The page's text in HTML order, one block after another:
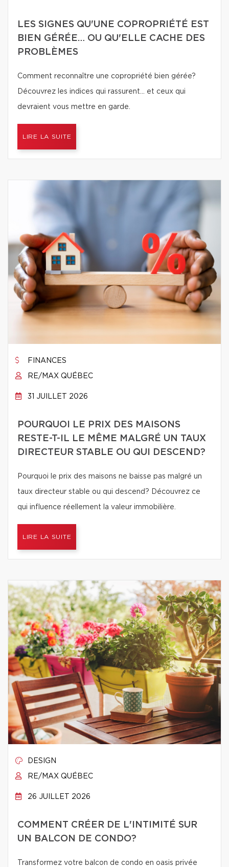
LES SIGNES QU'UNE COPROPRIÉTÉ EST
BIEN GÉRÉE… OU QU'ELLE CACHE DES
PROBLÈMES
Comment reconnaître une copropriété bien gérée?
Découvrez les indices qui rassurent… et ceux qui
devraient vous mettre en garde.
LIRE LA SUITE
FINANCES
RE/MAX QUÉBEC
31 JUILLET 2026
POURQUOI LE PRIX DES MAISONS
RESTE-T-IL LE MÊME MALGRÉ UN TAUX
DIRECTEUR STABLE OU QUI DESCEND?
Pourquoi le prix des maisons ne baisse pas malgré un
taux directeur stable ou qui descend? Découvrez ce
qui influence réellement la valeur immobilière.
LIRE LA SUITE
DESIGN
RE/MAX QUÉBEC
26 JUILLET 2026
COMMENT CRÉER DE L'INTIMITÉ SUR
UN BALCON DE CONDO?
Transformez votre balcon de condo en oasis privée